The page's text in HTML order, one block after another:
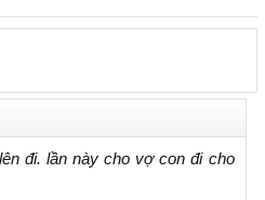
đi. lần này cho vợ con đi cho